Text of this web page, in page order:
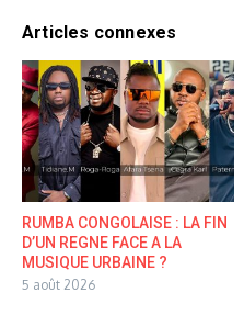
Articles connexes
RUMBA CONGOLAISE : LA FIN
D’UN REGNE FACE A LA
MUSIQUE URBAINE ?
5 août 2026